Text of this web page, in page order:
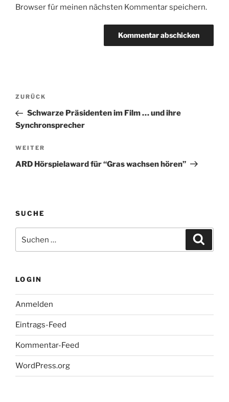
Browser für meinen nächsten Kommentar speichern.
Beitragsnavigation
Vorheriger
Beitrag
ZURÜCK
Schwarze Präsidenten im Film … und ihre
Synchronsprecher
Nächster
Beitrag
WEITER
ARD Hörspielaward für “Gras wachsen hören”
SUCHE
nach:
LOGIN
Anmelden
Eintrags-Feed
Kommentar-Feed
WordPress.org